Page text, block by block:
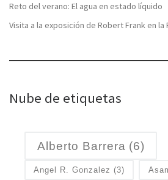
Reto del verano: El agua en estado líquido
Visita a la exposición de Robert Frank en la
Nube de etiquetas
Alberto Barrera (6)
Angel R. Gonzalez (3)